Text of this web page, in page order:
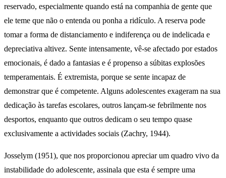
reservado, especialmente quando está na companhia de gente que
ele teme que não o entenda ou ponha a ridículo. A reserva pode
tomar a forma de distanciamento e indiferença ou de indelicada e
depreciativa altivez. Sente intensamente, vê-se afectado por estados
emocionais, é dado a fantasias e é propenso a súbitas explosões
temperamentais. É extremista, porque se sente incapaz de
demonstrar que é competente. Alguns adolescentes exageram na sua
dedicação às tarefas escolares, outros lançam-se febrilmente nos
desportos, enquanto que outros dedicam o seu tempo quase
exclusivamente a actividades sociais (Zachry, 1944).
Josselym (1951), que nos proporcionou apreciar um quadro vivo da
instabilidade do adolescente, assinala que esta é sempre uma